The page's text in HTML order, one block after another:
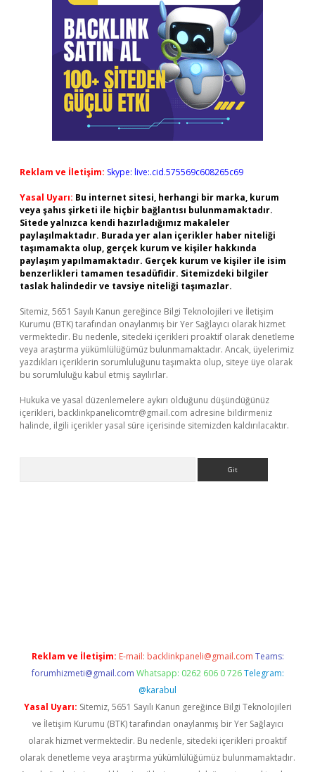
Reklam ve İletişim: Skype: live:.cid.575569c608265c69
Yasal Uyarı: Bu internet sitesi, herhangi bir marka, kurum
veya şahıs şirketi ile hiçbir bağlantısı bulunmamaktadır.
Sitede yalnızca kendi hazırladığımız makaleler
paylaşılmaktadır. Burada yer alan içerikler haber niteliği
taşımamakta olup, gerçek kurum ve kişiler hakkında
paylaşım yapılmamaktadır. Gerçek kurum ve kişiler ile isim
benzerlikleri tamamen tesadüfidir. Sitemizdeki bilgiler
taslak halindedir ve tavsiye niteliği taşımazlar.
Sitemiz, 5651 Sayılı Kanun gereğince Bilgi Teknolojileri ve İletişim
Kurumu (BTK) tarafından onaylanmış bir Yer Sağlayıcı olarak hizmet
vermektedir. Bu nedenle, sitedeki içerikleri proaktif olarak denetleme
veya araştırma yükümlülüğümüz bulunmamaktadır. Ancak, üyelerimiz
yazdıkları içeriklerin sorumluluğunu taşımakta olup, siteye üye olarak
bu sorumluluğu kabul etmiş sayılırlar.
Hukuka ve yasal düzenlemelere aykırı olduğunu düşündüğünüz
içerikleri, backlinkpanelicomtr@gmail.com adresine bildirmeniz
halinde, ilgili içerikler yasal süre içerisinde sitemizden kaldırılacaktır.
Reklam ve İletişim: E-mail: backlinkpaneli@gmail.com Teams:
forumhizmeti@gmail.com Whatsapp: 0262 606 0 726 Telegram:
@karabul
Yasal Uyarı: Sitemiz, 5651 Sayılı Kanun gereğince Bilgi Teknolojileri
ve İletişim Kurumu (BTK) tarafından onaylanmış bir Yer Sağlayıcı
olarak hizmet vermektedir. Bu nedenle, sitedeki içerikleri proaktif
olarak denetleme veya araştırma yükümlülüğümüz bulunmamaktadır.